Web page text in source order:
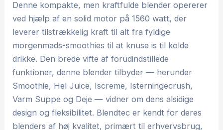
Denne kompakte, men kraftfulde blender opererer
ved hjælp af en solid motor på 1560 watt, der
leverer tilstrækkelig kraft til alt fra fyldige
morgenmads-smoothies til at knuse is til kolde
drikke. Den brede vifte af forudindstillede
funktioner, denne blender tilbyder — herunder
Smoothie, Hel Juice, Iscreme, Isterningecrush,
Varm Suppe og Deje — vidner om dens alsidige
design og fleksibilitet. Blendtec er kendt for deres
blenders af høj kvalitet, primært til erhvervsbrug,